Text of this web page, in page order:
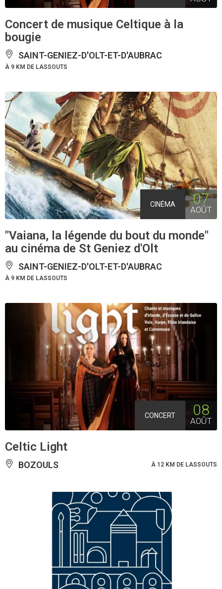
Concert de musique Celtique à la
bougie
SAINT-GENIEZ-D'OLT-ET-D'AUBRAC
À 9 KM DE LASSOUTS
CINÉMA 07
AOÛT
"Vaiana, la légende du bout du monde"
au cinéma de St Geniez d'Olt
SAINT-GENIEZ-D'OLT-ET-D'AUBRAC
À 9 KM DE LASSOUTS
CONCERT 08
AOÛT
Celtic Light
BOZOULS À 12 KM DE LASSOUTS